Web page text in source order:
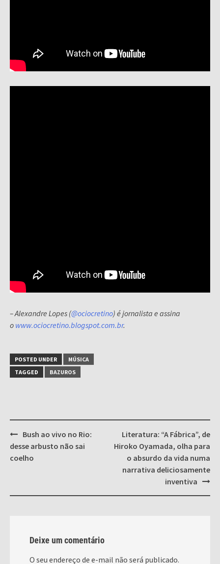
– Alexandre Lopes (@ociocretino) é jornalista e assina
o www.ociocretino.blogspot.com.br.
POSTED UNDER
MÚSICA
TAGGED
BAZUROS
Post
navigation
Bush ao vivo no Rio:
desse arbusto não sai
coelho
Literatura: “A Fábrica”, de
Hiroko Oyamada, olha para
o absurdo da vida numa
narrativa deliciosamente
inventiva
Deixe um comentário
O seu endereço de e-mail não será publicado.